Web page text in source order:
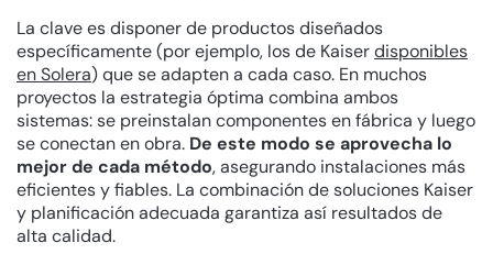
La clave es disponer de productos diseñados
específicamente (por ejemplo, los de Kaiserdisponibles
en Solera) que se adapten a cada caso. En muchos
proyectos la estrategia óptima combina ambos
sistemas: se preinstalan componentes en fábrica y luego
se conectan en obra. De este modo se aprovecha lo
mejor de cada método, asegurando instalaciones más
eficientes y fiables. La combinación de soluciones Kaiser
y planificación adecuada garantiza así resultados de
alta calidad.